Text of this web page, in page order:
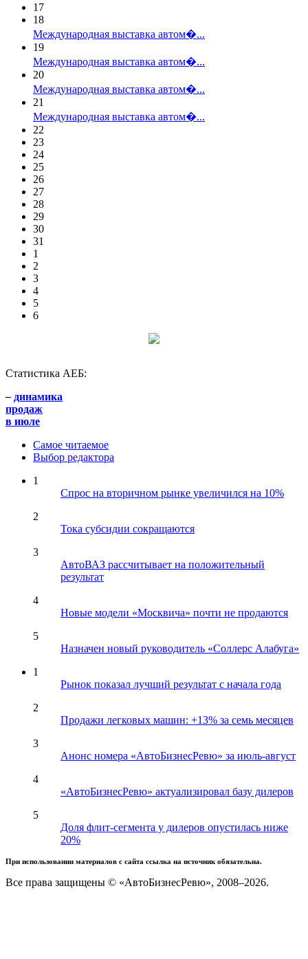
17
18
Международная выставка автом�...
19
Международная выставка автом�...
20
Международная выставка автом�...
21
Международная выставка автом�...
22
23
24
25
26
27
28
29
30
31
1
2
3
4
5
6
Статистика АЕБ:
– динамика
продаж
в июле
Самое читаемое
Выбор редактора
1
Спрос на вторичном рынке увеличился на 10%
2
Тока субсидии сокращаются
3
АвтоВАЗ рассчитывает на положительный
результат
4
Новые модели «Москвича» почти не продаются
5
Назначен новый руководитель «Соллерс Алабуга»
1
Рынок показал лучший результат с начала года
2
Продажи легковых машин: +13% за семь месяцев
3
Анонс номера «АвтоБизнесРевю» за июль-август
4
«АвтоБизнесРевю» актуализировал базу дилеров
5
Доля флит-сегмента у дилеров опустилась ниже
20%
При использовании материалов с сайта ссылка на источник обязательна.
Все права защищены © «АвтоБизнесРевю», 2008–2026.